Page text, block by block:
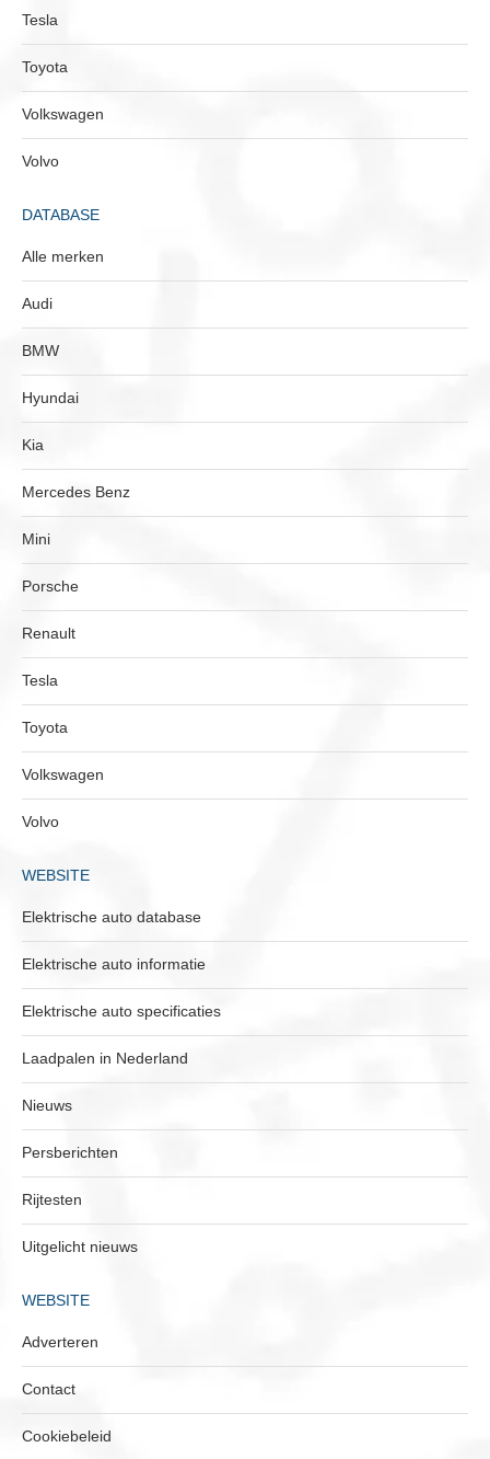
Tesla
Toyota
Volkswagen
Volvo
DATABASE
Alle merken
Audi
BMW
Hyundai
Kia
Mercedes Benz
Mini
Porsche
Renault
Tesla
Toyota
Volkswagen
Volvo
WEBSITE
Elektrische auto database
Elektrische auto informatie
Elektrische auto specificaties
Laadpalen in Nederland
Nieuws
Persberichten
Rijtesten
Uitgelicht nieuws
WEBSITE
Adverteren
Contact
Cookiebeleid